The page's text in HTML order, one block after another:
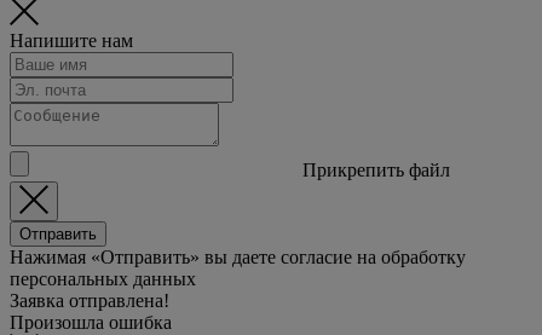
Напишите нам
Прикрепить файл
Отправить
Нажимая «Отправить» вы даете согласие на обработку
персональных данных
Заявка отправлена!
Произошла ошибка